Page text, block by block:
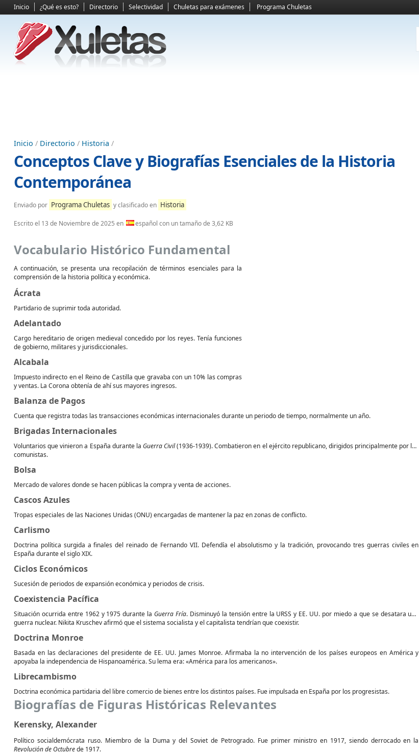
Inicio ¿Qué es esto? Directorio Selectividad Chuletas para exámenes Programa Chuletas
Inicio / Directorio / Historia /
Conceptos Clave y Biografías Esenciales de la Historia
Contemporánea
Enviado por Programa Chuletas y clasificado en Historia
Escrito el 13 de Noviembre de 2025 en español con un tamaño de 3,62 KB
Vocabulario Histórico Fundamental
A continuación, se presenta una recopilación de términos esenciales para la
comprensión de la historia política y económica.
Ácrata
Partidario de suprimir toda autoridad.
Adelantado
Cargo hereditario de origen medieval concedido por los reyes. Tenía funciones
de gobierno, militares y jurisdiccionales.
Alcabala
Impuesto indirecto en el Reino de Castilla que gravaba con un 10% las compras
y ventas. La Corona obtenía de ahí sus mayores ingresos.
Balanza de Pagos
Cuenta que registra todas las transacciones económicas internacionales durante un periodo de tiempo, normalmente un año.
Brigadas Internacionales
Voluntarios que vinieron a España durante la Guerra Civil(1936-1939). Combatieron en el ejército republicano, dirigidos principalmente por los
comunistas.
Bolsa
Mercado de valores donde se hacen públicas la compra y venta de acciones.
Cascos Azules
Tropas especiales de las Naciones Unidas (ONU) encargadas de mantener la paz en zonas de conflicto.
Carlismo
Doctrina política surgida a finales del reinado de Fernando VII. Defendía el absolutismo y la tradición, provocando tres guerras civiles en
España durante el siglo XIX.
Ciclos Económicos
Sucesión de periodos de expansión económica y periodos de crisis.
Coexistencia Pacífica
Situación ocurrida entre 1962 y 1975 durante laGuerra Fría. Disminuyó la tensión entre la URSS y EE. UU. por miedo a que se desatara una
guerra nuclear. Nikita Kruschev afirmó que el sistema socialista y el capitalista tendrían que coexistir.
Doctrina Monroe
Basada en las declaraciones del presidente de EE. UU. James Monroe. Afirmaba la no intervención de los países europeos en América y
apoyaba la independencia de Hispanoamérica. Su lema era: «América para los americanos».
Librecambismo
Doctrina económica partidaria del libre comercio de bienes entre los distintos países. Fue impulsada en España por los progresistas.
Biografías de Figuras Históricas Relevantes
Kerensky, Alexander
Político socialdemócrata ruso. Miembro de la Duma y del Soviet de Petrogrado. Fue primer ministro en 1917, siendo derrocado en la
Revolución de Octubrede 1917.